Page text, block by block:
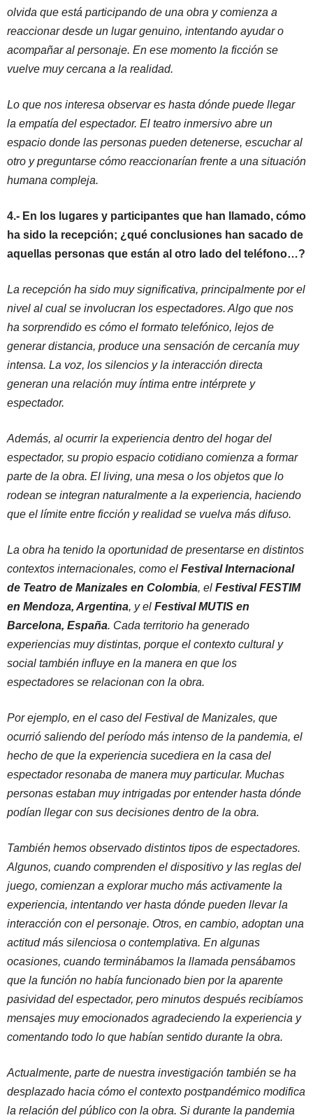
olvida que está participando de una obra y comienza a
reaccionar desde un lugar genuino, intentando ayudar o
acompañar al personaje. En ese momento la ficción se
vuelve muy cercana a la realidad.
Lo que nos interesa observar es hasta dónde puede llegar
la empatía del espectador. El teatro inmersivo abre un
espacio donde las personas pueden detenerse, escuchar al
otro y preguntarse cómo reaccionarían frente a una situación
humana compleja.
4.- En los lugares y participantes que han llamado, cómo
ha sido la recepción; ¿qué conclusiones han sacado de
aquellas personas que están al otro lado del teléfono…?
La recepción ha sido muy significativa, principalmente por el
nivel al cual se involucran los espectadores. Algo que nos
ha sorprendido es cómo el formato telefónico, lejos de
generar distancia, produce una sensación de cercanía muy
intensa. La voz, los silencios y la interacción directa
generan una relación muy íntima entre intérprete y
espectador.
Además, al ocurrir la experiencia dentro del hogar del
espectador, su propio espacio cotidiano comienza a formar
parte de la obra. El living, una mesa o los objetos que lo
rodean se integran naturalmente a la experiencia, haciendo
que el límite entre ficción y realidad se vuelva más difuso.
La obra ha tenido la oportunidad de presentarse en distintos
contextos internacionales, como el Festival Internacional
de Teatro de Manizales en Colombia, el Festival FESTIM
en Mendoza, Argentina, y el Festival MUTIS en
Barcelona, España. Cada territorio ha generado
experiencias muy distintas, porque el contexto cultural y
social también influye en la manera en que los
espectadores se relacionan con la obra.
Por ejemplo, en el caso del Festival de Manizales, que
ocurrió saliendo del período más intenso de la pandemia, el
hecho de que la experiencia sucediera en la casa del
espectador resonaba de manera muy particular. Muchas
personas estaban muy intrigadas por entender hasta dónde
podían llegar con sus decisiones dentro de la obra.
También hemos observado distintos tipos de espectadores.
Algunos, cuando comprenden el dispositivo y las reglas del
juego, comienzan a explorar mucho más activamente la
experiencia, intentando ver hasta dónde pueden llevar la
interacción con el personaje. Otros, en cambio, adoptan una
actitud más silenciosa o contemplativa. En algunas
ocasiones, cuando terminábamos la llamada pensábamos
que la función no había funcionado bien por la aparente
pasividad del espectador, pero minutos después recibíamos
mensajes muy emocionados agradeciendo la experiencia y
comentando todo lo que habían sentido durante la obra.
Actualmente, parte de nuestra investigación también se ha
desplazado hacia cómo el contexto postpandémico modifica
la relación del público con la obra. Si durante la pandemia